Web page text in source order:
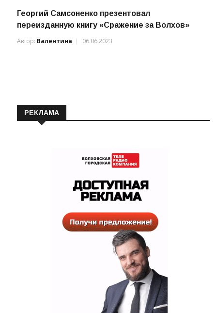
Георгий Самсоненко презентовал
переизданную книгу «Сражение за Волхов»
Автор: Валентина 06.06.2023
РЕКЛАМА